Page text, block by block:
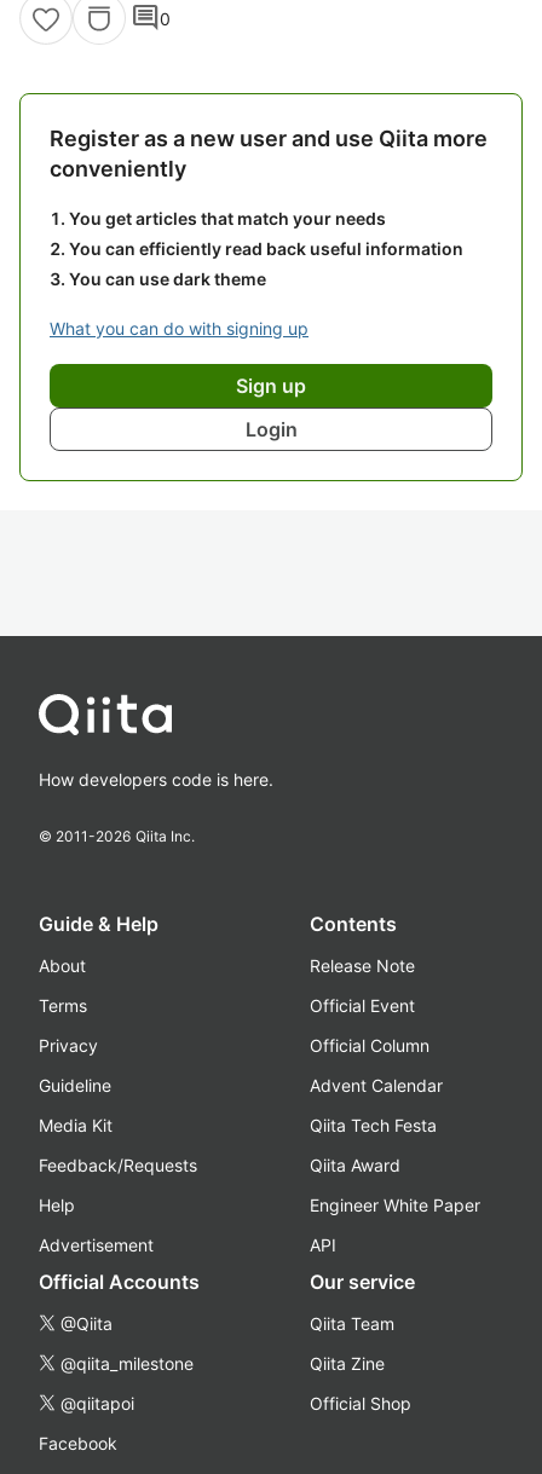
comment0
Register as a new user and use Qiita more
conveniently
You get articles that match your needs
You can efficiently read back useful information
You can use dark theme
What you can do with signing up
Sign up
Login
How developers code is here.
© 2011-2026 Qiita Inc.
Guide & Help
About
Terms
Privacy
Guideline
Media Kit
Feedback/Requests
Help
Advertisement
Contents
Release Note
Official Event
Official Column
Advent Calendar
Qiita Tech Festa
Qiita Award
Engineer White Paper
API
Official Accounts
@Qiita
@qiita_milestone
@qiitapoi
Facebook
Our service
Qiita Team
Qiita Zine
Official Shop